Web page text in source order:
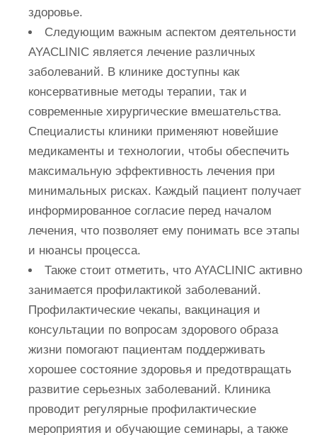
здоровье.
Следующим важным аспектом деятельности
AYACLINIC является лечение различных
заболеваний. В клинике доступны как
консервативные методы терапии, так и
современные хирургические вмешательства.
Специалисты клиники применяют новейшие
медикаменты и технологии, чтобы обеспечить
максимальную эффективность лечения при
минимальных рисках. Каждый пациент получает
информированное согласие перед началом
лечения, что позволяет ему понимать все этапы
и нюансы процесса.
Также стоит отметить, что AYACLINIC активно
занимается профилактикой заболеваний.
Профилактические чекапы, вакцинация и
консультации по вопросам здорового образа
жизни помогают пациентам поддерживать
хорошее состояние здоровья и предотвращать
развитие серьезных заболеваний. Клиника
проводит регулярные профилактические
мероприятия и обучающие семинары, а также